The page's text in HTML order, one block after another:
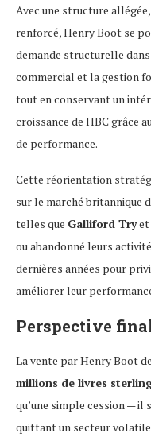
Avec une structure
renforcé, Henry Boot se
demande structurelle
commercial et la gestion
tout en conservant un
croissance de HBC grâce
de performance.
Cette réorientation
sur le marché britannique
telles que Galliford Tryet
ou abandonné leurs
dernières années pour
améliorer leur
Perspective
La vente par Henry Boot
millions de livres
qu’une simple cession — il
quittant un secteur